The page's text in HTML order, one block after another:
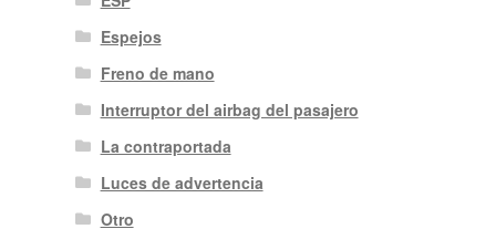
Espejos
Freno de mano
Interruptor del airbag del pasajero
La contraportada
Luces de advertencia
Otro